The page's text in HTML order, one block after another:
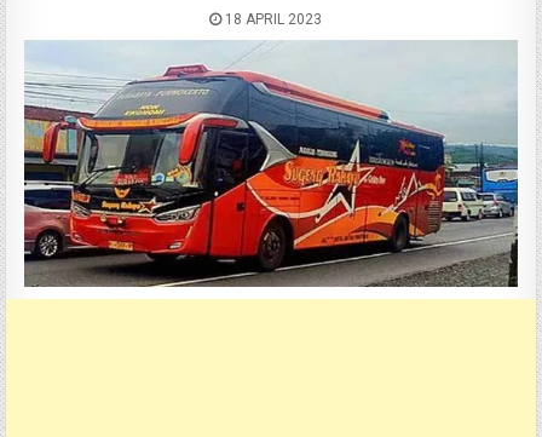
18 APRIL 2023